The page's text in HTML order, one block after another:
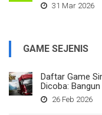
31 Mar 2026
GAME SEJENIS
Daftar Game
Dicoba:
26 Feb 2026